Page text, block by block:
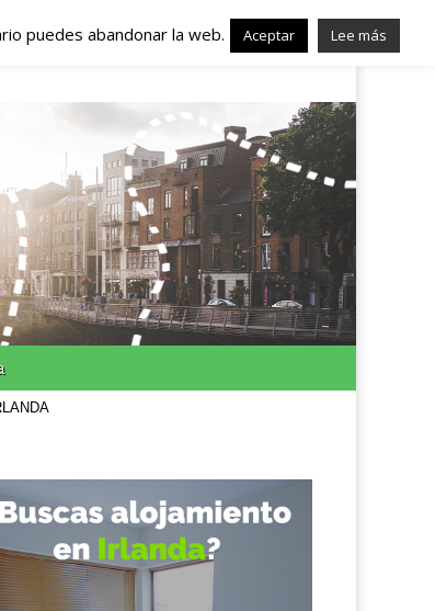
Trabajo en
puedes abandonar la web. Aceptar Lee más